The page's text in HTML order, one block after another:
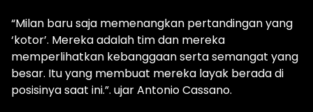
“Milan baru saja memenangkan pertandingan yang
‘kotor’. Mereka adalah tim dan mereka
memperlihatkan kebanggaan serta semangat yang
besar. Itu yang membuat mereka layak berada di
posisinya saat ini.”. ujar Antonio Cassano.